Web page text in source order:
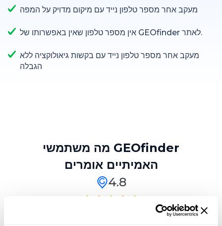
מעקב אחר מספר טלפון נייד עם מיקום מדויק על המפה
אין מספר טלפון שאין באפשרותו של GEOfinder לאתר.
מעקב אחר מספר טלפון נייד עם בקשות גיאולוקציה ללא
הגבלה
מה משתמשי GEOfinder
האמיתיים אומרים
4.8